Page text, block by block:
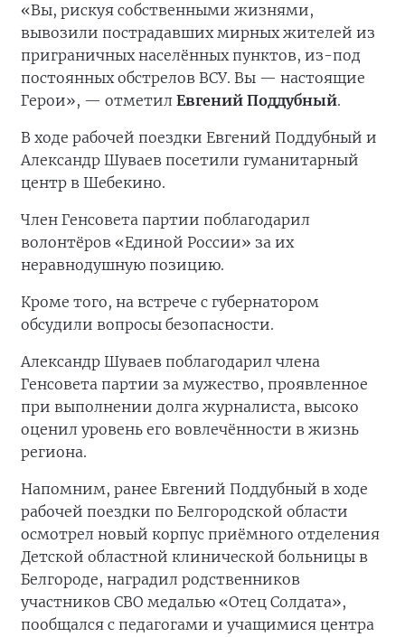
«Вы, рискуя собственными жизнями,
вывозили пострадавших мирных жителей из
приграничных населённых пунктов, из-под
постоянных обстрелов ВСУ. Вы — настоящие
Герои», — отметил Евгений Поддубный.
В ходе рабочей поездки Евгений Поддубный и
Александр Шуваев посетили гуманитарный
центр в Шебекино.
Член Генсовета партии поблагодарил
волонтёров «Единой России» за их
неравнодушную позицию.
Кроме того, на встрече с губернатором
обсудили вопросы безопасности.
Александр Шуваев поблагодарил члена
Генсовета партии за мужество, проявленное
при выполнении долга журналиста, высоко
оценил уровень его вовлечённости в жизнь
региона.
Напомним, ранее Евгений Поддубный в ходе
рабочей поездки по Белгородской области
осмотрел новый корпус приёмного отделения
Детской областной клинической больницы в
Белгороде, наградил родственников
участников СВО медалью «Отец Солдата»,
пообщался с педагогами и учащимися центра